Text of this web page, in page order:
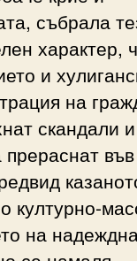
събрала
характер,
и
на
скандали и
прераснат във
културно-
на